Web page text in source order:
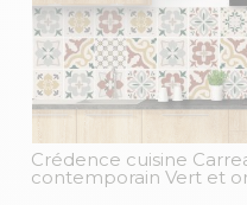
Crédence cuisine
contemporain Vert et